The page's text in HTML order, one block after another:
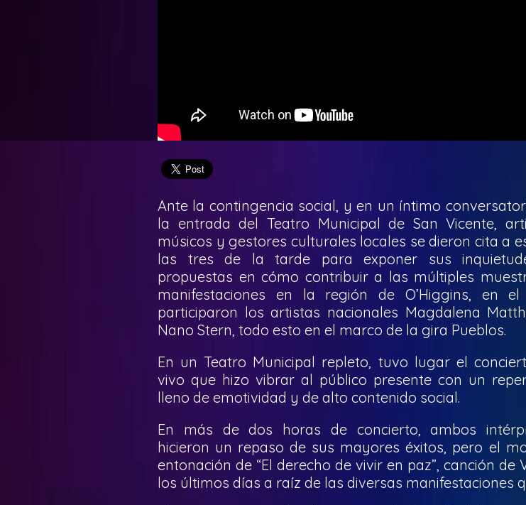
Ante la contingencia social, y en un íntimo
la entrada del Teatro Municipal de San Vicente,
músicos y gestores culturales locales se dieron cita a
las tres de la tarde para exponer sus
propuestas en cómo contribuir a las múltiples
manifestaciones en la región de O’Higgins, en el
participaron los artistas nacionales Magdalena
Nano Stern, todo esto en el marco de la gira Pueblos.
En un Teatro Municipal repleto, tuvo lugar el
vivo que hizo vibrar al público presente con un
lleno de emotividad y de alto contenido social.
En más de dos horas de concierto, ambos
hicieron un repaso de sus mayores éxitos, pero el
entonación de “El derecho de vivir en paz”, canción
los últimos días a raíz de las diversas manifestaciones